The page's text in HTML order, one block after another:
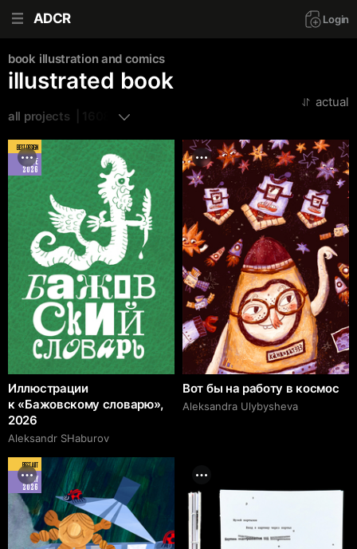
ADCR Login
book illustration and comics
illustrated book
all projects  | 1608
actual
BEST DESIGN
JUNE
2026
Иллюстрации
к «Бажовскому словарю»,
2026
Аleksandr SHaburov
Вот бы на работу в космос
Aleksandra Ulybysheva
BEST ART
MAY
2026